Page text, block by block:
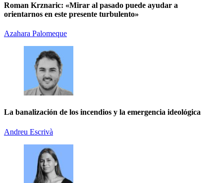
Roman Krznaric: «Mirar al pasado puede ayudar a
orientarnos en este presente turbulento»
Azahara Palomeque
La banalización de los incendios y la emergencia ideológica
Andreu Escrivà